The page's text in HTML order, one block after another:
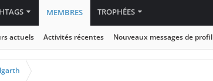
MEMBRES
actuels Activités récentes Nouveaux messages de profil
TROPHÉES